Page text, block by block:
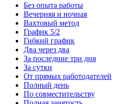
Без опыта работы
Вечерняя и ночная
Вахтовый метод
График 5/2
Гибкий график
Два через два
За последние три дня
За сутки
От прямых работодателей
Полный день
По совместительству